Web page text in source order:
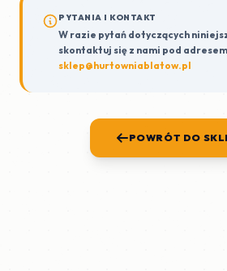
PYTANIA I KONTAKT
W razie pytań dotyczących
skontaktuj się z nami pod adresem
sklep@hurtowniablatow.pl
POWRÓT DO